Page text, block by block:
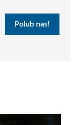
Polub nas!